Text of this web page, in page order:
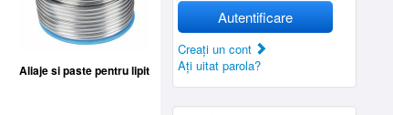
Aliaje si paste pentru lipit
Autentificare
Creaţi un cont
Aţi uitat parola?